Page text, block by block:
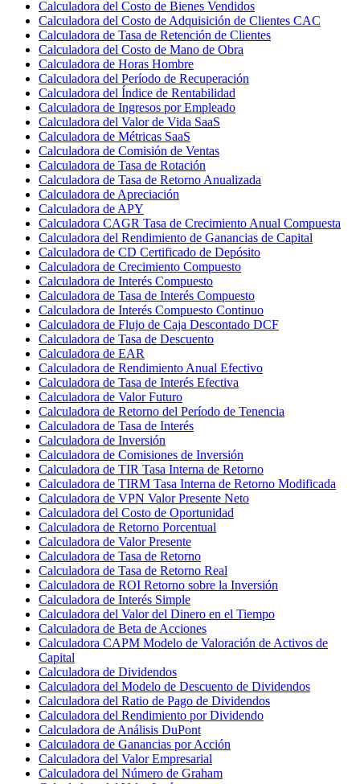
Calculadora del Costo de Bienes Vendidos
Calculadora del Costo de Adquisición de Clientes CAC
Calculadora de Tasa de Retención de Clientes
Calculadora del Costo de Mano de Obra
Calculadora de Horas Hombre
Calculadora del Período de Recuperación
Calculadora del Índice de Rentabilidad
Calculadora de Ingresos por Empleado
Calculadora del Valor de Vida SaaS
Calculadora de Métricas SaaS
Calculadora de Comisión de Ventas
Calculadora de Tasa de Rotación
Calculadora de Tasa de Retorno Anualizada
Calculadora de Apreciación
Calculadora de APY
Calculadora CAGR Tasa de Crecimiento Anual Compuesta
Calculadora del Rendimiento de Ganancias de Capital
Calculadora de CD Certificado de Depósito
Calculadora de Crecimiento Compuesto
Calculadora de Interés Compuesto
Calculadora de Tasa de Interés Compuesto
Calculadora de Interés Compuesto Continuo
Calculadora de Flujo de Caja Descontado DCF
Calculadora de Tasa de Descuento
Calculadora de EAR
Calculadora de Rendimiento Anual Efectivo
Calculadora de Tasa de Interés Efectiva
Calculadora de Valor Futuro
Calculadora de Retorno del Período de Tenencia
Calculadora de Tasa de Interés
Calculadora de Inversión
Calculadora de Comisiones de Inversión
Calculadora de TIR Tasa Interna de Retorno
Calculadora de TIRM Tasa Interna de Retorno Modificada
Calculadora de VPN Valor Presente Neto
Calculadora del Costo de Oportunidad
Calculadora de Retorno Porcentual
Calculadora de Valor Presente
Calculadora de Tasa de Retorno
Calculadora de Tasa de Retorno Real
Calculadora de ROI Retorno sobre la Inversión
Calculadora de Interés Simple
Calculadora del Valor del Dinero en el Tiempo
Calculadora de Beta de Acciones
Calculadora CAPM Modelo de Valoración de Activos de
Capital
Calculadora de Dividendos
Calculadora del Modelo de Descuento de Dividendos
Calculadora del Ratio de Pago de Dividendos
Calculadora del Rendimiento por Dividendo
Calculadora de Análisis DuPont
Calculadora de Ganancias por Acción
Calculadora del Valor Empresarial
Calculadora del Número de Graham